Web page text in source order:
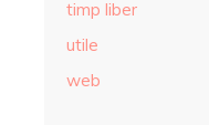
timp liber
utile
web